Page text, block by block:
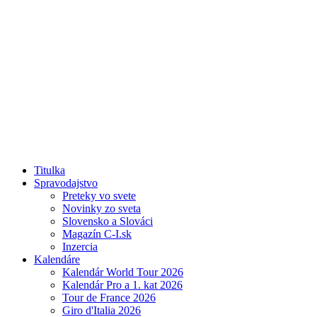
Titulka
Spravodajstvo
Preteky vo svete
Novinky zo sveta
Slovensko a Slováci
Magazín C-I.sk
Inzercia
Kalendáre
Kalendár World Tour 2026
Kalendár Pro a 1. kat 2026
Tour de France 2026
Giro d'Italia 2026